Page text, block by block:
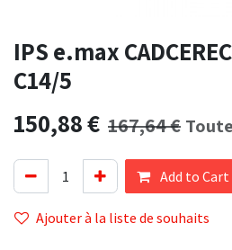
IPS e.max
C14/5
150,88€ 167,64€
Add to Cart
Ajouter à la liste de souhaits